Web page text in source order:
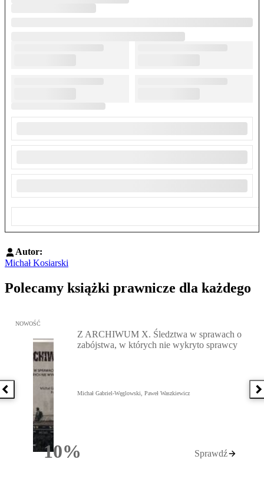
Autor:
Michał Kosiarski
Polecamy książki prawnicze dla każdego
Poprzednia książka
Przejdź do: Z ARCHIWUM X. Śledztwa w sprawach o
NOWOŚĆ
10%Rabatu
Z ARCHIWUM X. Śledztwa w sprawach o
zabójstwa, w których nie wykryto sprawcy
Michał Gabriel-Węglowski, Paweł Waszkiewicz
Sprawdź